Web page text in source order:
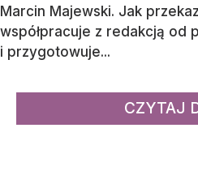
Marcin Majewski. Jak
współpracuje z redakcją od
i przygotowuje...
CZYTAJ